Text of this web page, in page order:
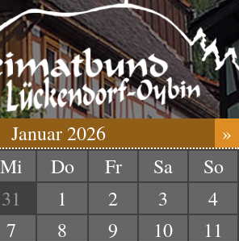
Januar 2026
»
Mi Do Fr Sa
So
31 1 2 3
4
7 8 9 10
11